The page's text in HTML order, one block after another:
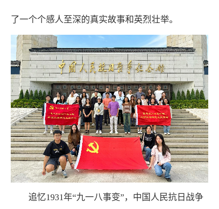
了一个个感人至深的真实故事和英烈壮举。
追忆1931年“九一八事变”，中国人民抗日战争